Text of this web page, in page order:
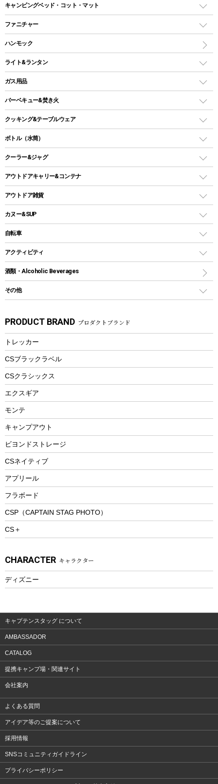
ツールームテント
ワンポールテント
シェルターテント
ロッジ型・オリジナルテント
タープ
スクエアタープ（レクタタープ）
メッシュタープ
自立式タープ
パラソル
テントアクセサリー
ペグ
グランドシート
ガイドロープ
ツール
レクタングラー型（封筒型）シュラフ
インナーシュラフ
キャンピングベッド・コット・マット
キャンピングベッド・コット
インフレータブルマット
ファニチャー
アウトドアテーブル
レジャーシート
ハンモック
ライト&ランタン
LEDランタン
ガスランタン
オイルランタン
LEDライト
ヘッドライト
キャンドル
ガス用品
ガスバーナー
ガス缶
ガストーチ、ライター
バーベキュー&焚き火
バーベキューコンロ、グリル
焚き火台タイプ（ロースタイル）グリル
卓上タイプグリル
パーティータイプグリル
鉄板、アミ
焚き火台&ストーブ
火起こし
バーベキューツール
クッキング&テーブルウェア
ダッチオーブン
ホットサンドメーカー
クッカーセット
シェラカップ
クッキングツール
ナイフ
カトラリー
マグカップ、カップ
ステンレスボトル
フードボトル
トレー
ランチョンマット
ランチボックス
ボトル（水筒）
ステンレスボトル
コップ付きタイプ
ワンタッチタイプ
プラスチックボトル
ディズニーボトル
クーラー&ジャグ
クーラーボックス
クーラーバッグ
ウォータージャグ
保冷剤
アウトドアキャリー&コンテナ
アウトドアキャリー
アウトドア雑貨
バックパック&バッグ
リュック、バックパック
トートバッグ、サコッシュ
ショッピングキャリー
その他アウトドア雑貨
スプレー関係
ツール、他
カヌー&SUP
インフレータブル
カヤック
パドル
ヘルメット
エアーポンプ
アクセサリー
自転車
折りたたみ自転車
スポーツサイクル
シティサイクル
自転車ウェア
アクティビティ
マリン
ラッシュガード
パラソル
フローティングベスト
ヘルメット
エアーポンプ
ビーチテント
ウィンター
スノーシュー
防寒ウェア
トレッキング
トレッキングアクセサリー
プレイグッズ
ウェルネス
ウェア、タオル
ウェア
酒類・Alcoholic Beverages
その他
湯たんぽ
防災用品
PRODUCT BRAND プロダクトブランド
トレッカー
CSブラックラベル
CSクラシックス
エクスギア
モンテ
キャンプアウト
ビヨンドストレージ
CSネイティブ
アプリール
フラボード
CSP（CAPTAIN STAG PHOTO）
CS＋
CHARACTER キャラクター
ディズニー
キャプテンスタッグ について
AMBASSADOR
CATALOG
提携キャンプ場・関連サイト
会社案内
よくある質問
アイデア等のご提案について
採用情報
SNSコミュニティガイドライン
プライバシーポリシー